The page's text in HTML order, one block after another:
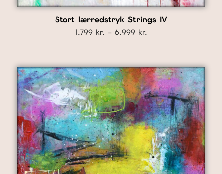
Stort lærredstryk Strings IV
1.799 kr. – 6.999 kr.